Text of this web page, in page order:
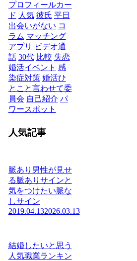
プロフィールカー
ド 人気 彼氏 平日
出会いがない コ
ラム マッチング
アプリ
ビデオ通
話 30代 比較 失恋
婚活イベント 感
染症対策 婚活ひ
とこと言わせて委
員会 自己紹介 パ
ワースポット
人気記事
脈あり男性が見せ
る脈ありサインと
気をつけたい脈な
しサイン
2019.04.132026.03.13
結婚したいと思う
人気職業ランキン